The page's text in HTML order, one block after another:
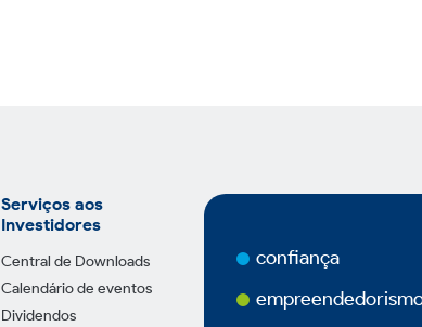
Serviços aos
Investidores
Central de Downloads
Calendário de eventos
Dividendos
confiança